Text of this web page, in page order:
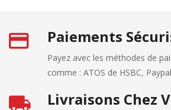
Paiements
Payez avec les méthodes de
comme : ATOS de HSBC,
Livraisons Chez